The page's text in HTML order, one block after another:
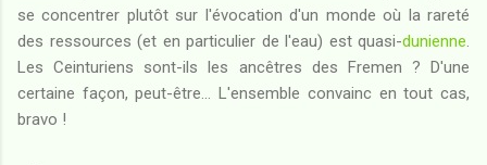
se concentrer plutôt sur l'évocation d'un monde où la rareté
des ressources (et en particulier de l'eau) est quasi-dunienne
Les Ceinturiens sont-ils les ancêtres des Fremen ? D'une
certaine façon, peut-être... L'ensemble convainc en tout cas,
bravo !